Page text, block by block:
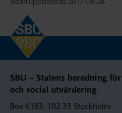
SBU – Statens beredning
och social utvärdering
Box 6183, 102 33 Stockholm